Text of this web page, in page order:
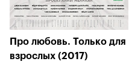
Про любовь. Только для
взрослых (2017)